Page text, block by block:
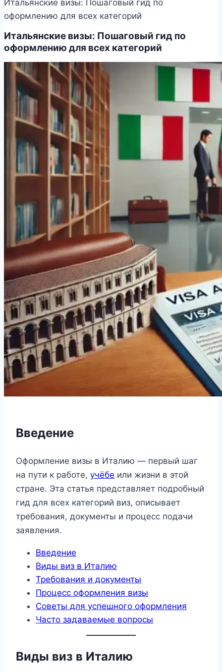
Итальянские визы: Пошаговый гид по
оформлению для всех категорий
Итальянские визы: Пошаговый гид по
оформлению для всех категорий
Введение
Оформление визы в Италию — первый шаг
на пути к работе, учёбе или жизни в этой
стране. Эта статья представляет подробный
гид для всех категорий виз, описывает
требования, документы и процесс подачи
заявления.
Введение
Виды виз в Италию
Требования и документы
Процесс оформления визы
Советы для успешного оформления
Часто задаваемые вопросы
Виды виз в Италию